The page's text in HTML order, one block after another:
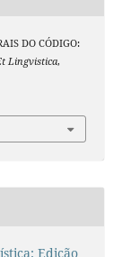
DO CÓDIGO:
Lingvistica,
Edição